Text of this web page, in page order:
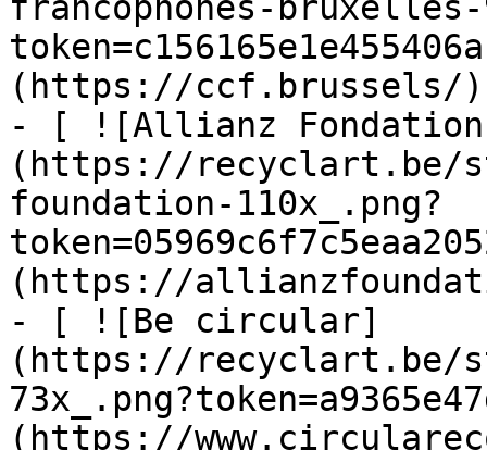
(https://ccf.brussels/)
- [ ![Allianz
(https://recyclart.be/
foundation-110x_.png?
(https://
- [ ![Be circular]
(https://recyclart.be/
(https://